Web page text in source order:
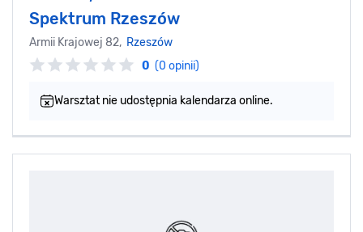
Spektrum Rzeszów
Armii Krajowej 82, Rzeszów
0 (0 opinii)
Warsztat nie udostępnia kalendarza online.